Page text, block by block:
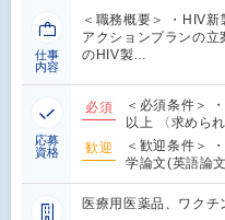
仕事
内容
＜職務概要＞ ・HIV
アクションプランの
のHIV製…
応募
資格
必須
＜必須条件＞
以上 〈求めら
歓迎
＜歓迎条件＞
学論文(英語論
医療用医薬品、ワク